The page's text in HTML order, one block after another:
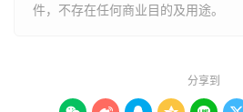
件，不存在任何商业目的及用途。
分享到